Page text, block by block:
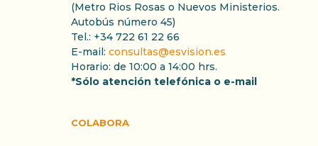
(Metro Rios Rosas o Nuevos Ministerios.
Autobús número 45)
Tel.: +34 722 61 22 66
E-mail: consultas@esvision.es
Horario: de 10:00 a 14:00 hrs.
*Sólo atención telefónica o e-mail
COLABORA